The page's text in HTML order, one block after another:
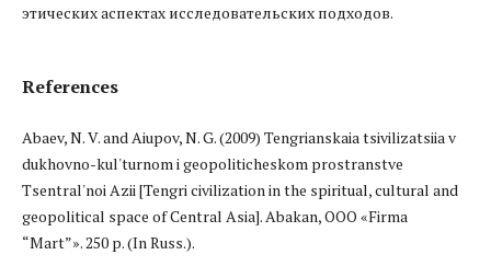
этических аспектах исследовательских подходов.
References
Abaev, N. V. and Aiupov, N. G. (2009) Tengrianskaia tsivilizatsiia v
dukhovno-kul'turnom i geopoliticheskom prostranstve
Tsentral'noi Azii [Tengri civilization in the spiritual, cultural and
geopolitical space of Central Asia]. Abakan, OOO «Firma
“Mart”». 250 p. (In Russ.).